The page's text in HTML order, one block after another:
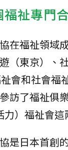
福祉專門
在福祉領域
（東京）、
會和社會福
參訪了福祉俱
）福祉會這
是日本首創